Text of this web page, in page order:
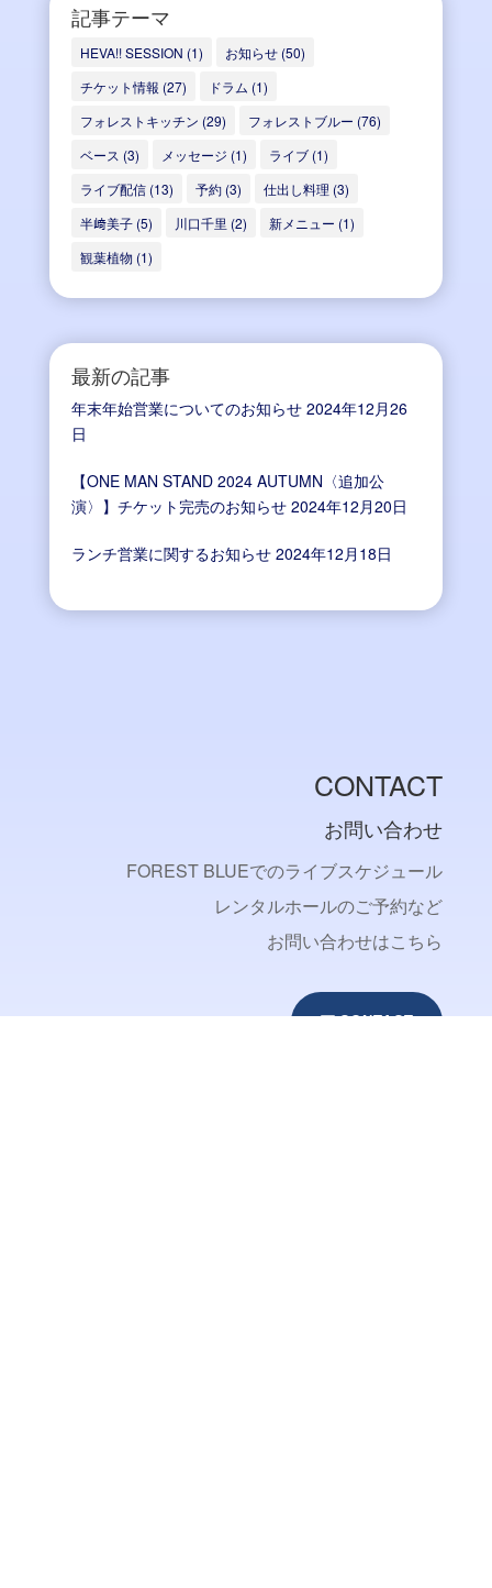
記事テーマ
HEVA!! SESSION (1) お知らせ(50)
チケット情報 (27) ドラム (1)
フォレストキッチン (29) フォレストブルー (76)
ベース (3) メッセージ (1) ライブ(1)
ライブ配信(13) 予約(3) 仕出し料理 (3)
半﨑美子(5) 川口千里 (2) 新メニュー (1)
観葉植物 (1)
最新の記事
年末年始営業についてのお知らせ 2024年12月26
日
【ONE MAN STAND 2024 AUTUMN〈追加公
演〉】チケット完売のお知らせ 2024年12月20日
ランチ営業に関するお知らせ 2024年12月18日
CONTACT
お問い合わせ
FOREST BLUEでのライブスケジュール
レンタルホールのご予約など
お問い合わせはこちら
CONTACT